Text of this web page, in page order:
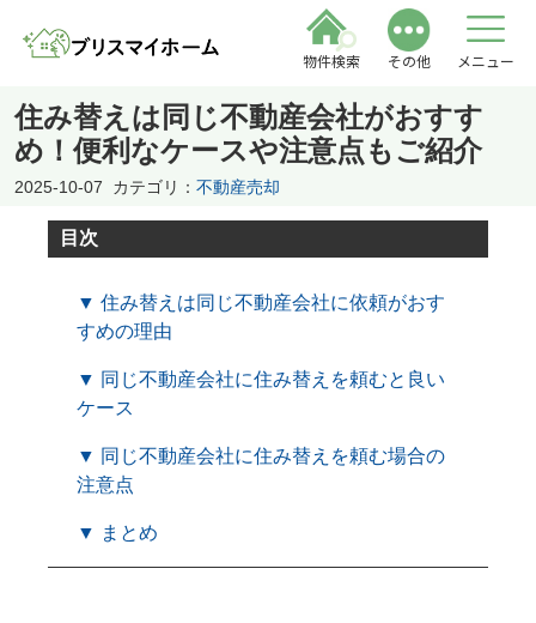
物件検索 その他 メニュー
住み替えは同じ不動産会社がおすす
め！便利なケースや注意点もご紹介
2025-10-07 カテゴリ： 不動産売却
目次
▼ 住み替えは同じ不動産会社に依頼がおす
すめの理由
▼ 同じ不動産会社に住み替えを頼むと良い
ケース
▼ 同じ不動産会社に住み替えを頼む場合の
注意点
▼ まとめ